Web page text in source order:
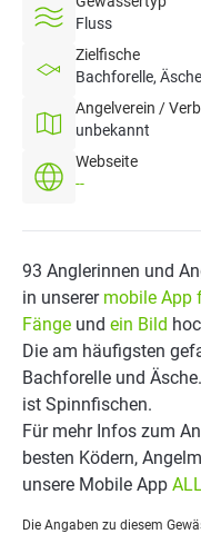
Fluss
Zielfische
Bachforelle, Äsche
Angelverein /
unbekannt
Webseite
--
93 Anglerinnen und
in unserer mobile App
Fänge und ein Bild
Die am häufigsten
Bachforelle und
ist Spinnfischen.
Für mehr Infos zum
besten Ködern,
unsere Mobile App
Die Angaben zu diesem